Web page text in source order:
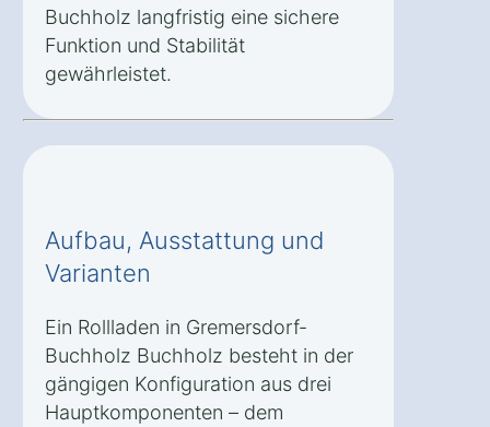
Buchholz langfristig eine sichere
Funktion und Stabilität
gewährleistet.
Aufbau, Ausstattung und
Varianten
Ein Rollladen in Gremersdorf-
Buchholz Buchholz besteht in der
gängigen Konfiguration aus drei
Hauptkomponenten – dem